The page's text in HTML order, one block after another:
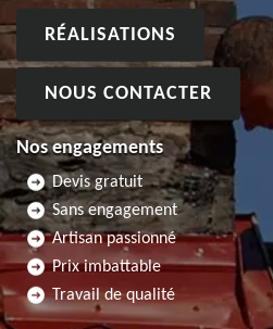
RÉALISATIONS
NOUS CONTACTER
Nos engagements
Devis gratuit
Sans engagement
Artisan passionné
Prix imbattable
Travail de qualité